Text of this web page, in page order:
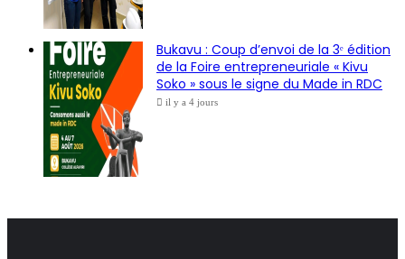
Bukavu : Coup d’envoi de la 3ᵉ édition
de la Foire entrepreneuriale « Kivu
Soko » sous le signe du Made in RDC
il y a 4 jours